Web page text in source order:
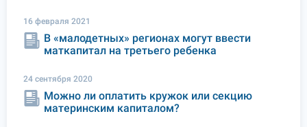
16 февраля 2021
В «малодетных» регионах могут ввести
маткапитал на третьего ребенка
24 сентября 2020
Можно ли оплатить кружок или секцию
материнским капиталом?